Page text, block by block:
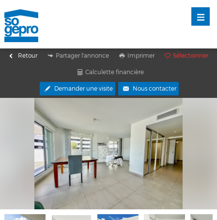
Retour Partager l'annonce Imprimer Sélectionner
Calculette financière
Demander une visite Nous contacter